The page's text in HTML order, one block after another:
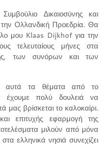
Δικαιοσύνης και
Ολλανδική Προεδρία. Θα
μου Klaas Dijkhof για την
τελευταίους μήνες στα
των συνόρων και των
αυτά τα θέματα από το
έχουμε πολύ δουλειά να
βρίσκεται το καλοκαίρι.
επιτυχής εφαρμογή της
μιλούν από μόνα
ελληνικά νησιά συνεχίζει